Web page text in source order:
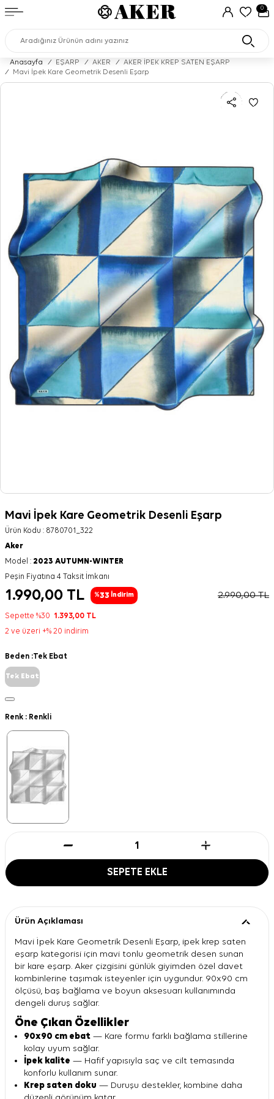
0
Anasayfa / EŞARP / AKER /
AKER İPEK KREP SATEN EŞARP
/
Mavi İpek Kare Geometrik Desenli Eşarp
Mavi İpek Kare Geometrik Desenli Eşarp
Ürün Kodu : 8780701_322
Aker
Model : 2023 AUTUMN-WINTER
Peşin Fiyatına 4 Taksit İmkanı
1.990,00 TL %33 İndirim 2.990,00TL
Sepette %30 1.393,00 TL
2 ve üzeri +% 20 indirim
Beden :Tek Ebat
Tek Ebat
Renk : Renkli
SEPETE EKLE
Ürün Açıklaması
Mavi İpek Kare Geometrik Desenli Eşarp, ipek krep saten
eşarp kategorisi için mavi tonlu geometrik desen sunan
bir kare eşarp. Aker çizgisini günlük giyimden özel davet
kombinlerine taşımak isteyenler için uygundur. 90x90 cm
ölçüsü, baş bağlama ve boyun aksesuarı kullanımında
dengeli duruş sağlar.
Öne Çıkan Özellikler
90x90 cm ebat — Kare formu farklı bağlama stillerine
kolay uyum sağlar.
İpek kalite — Hafif yapısıyla saç ve cilt temasında
konforlu kullanım sunar.
Krep saten doku — Duruşu destekler, kombine daha